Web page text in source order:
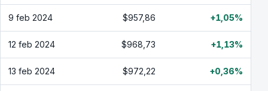
9 feb 2024 $957,86 +1,05%
12 feb 2024 $968,73 +1,13%
13 feb 2024 $972,22 +0,36%